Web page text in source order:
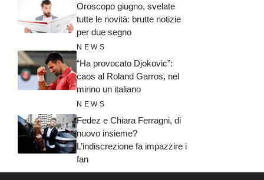
Oroscopo giugno, svelate
tutte le novità: brutte notizie
per due segno
NEWS
“Ha provocato Djokovic”:
caos al Roland Garros, nel
mirino un italiano
NEWS
Fedez e Chiara Ferragni, di
nuovo insieme?
L’indiscrezione fa impazzire i
fan